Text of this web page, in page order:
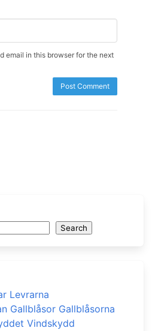
email in this browser for the next
Search
Levrarna
Gallblåsor Gallblåsorna
Vindskydd